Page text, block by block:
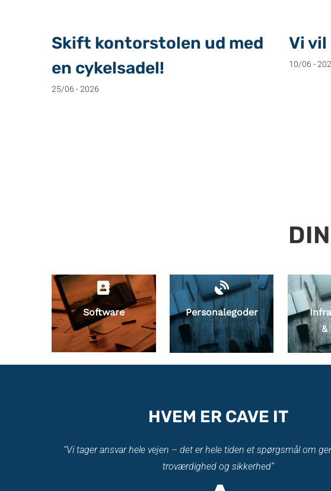
Skift kontorstolen ud med
en cykelsadel!
25/06 - 2026
Vi
10/06 -
Software Personalegoder
&
HVEM ER CAVE IT
“Vi tager ansvar hele vejen – det er hele tiden et spørgsmål om
troværdighed og sikkerhed”